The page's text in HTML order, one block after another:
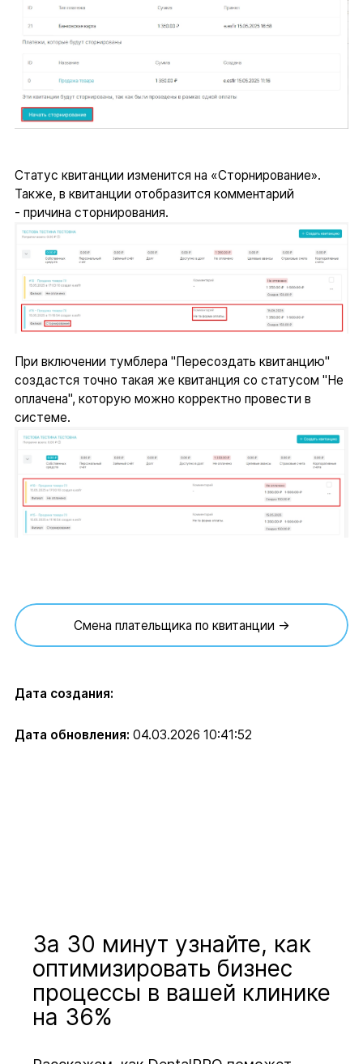
Статус квитанции изменится на «Сторнирование».
Также, в квитанции отобразится комментарий
- причина сторнирования.
При включении тумблера "Пересоздать квитанцию"
создастся точно такая же квитанция со статусом "Не
оплачена", которую можно корректно провести в
системе.
Смена плательщика по квитанции →
Дата создания:
Дата обновления: 04.03.2026 10:41:52
За 30 минут узнайте, как
оптимизировать бизнес
процессы в вашей клинике
на 36%